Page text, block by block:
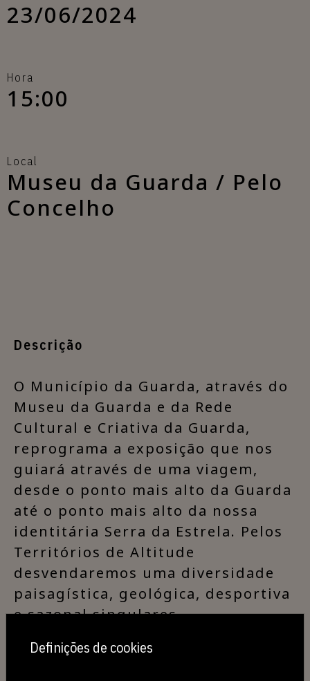
23/06/2024
Hora
15:00
Local
Museu da Guarda / Pelo
Concelho
Descrição
​O Município da Guarda, através do
Museu da Guarda e da Rede
Cultural e Criativa da Guarda,
reprograma a exposição que nos
guiará através de uma viagem,
desde o ponto mais alto da Guarda
até o ponto mais alto da nossa
identitária Serra da Estrela. Pelos
Territórios de Altitude
desvendaremos uma diversidade
paisagística, geológica, desportiva
e sazonal singulares.
Museu Etnográfico de Aldeia do
Definições de cookies